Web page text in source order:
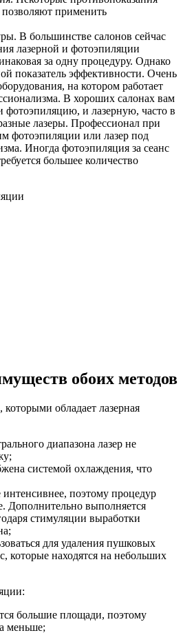
применить
В большинстве салонов сейчас
лазерной и фотоэпиляции
за одну процедуру. Однако
показатель эффективности. Очень
на котором работает
В хороших салонах вам
фотоэпиляцию, и лазерную, часто в
лазеры. Профессионал при
фотоэпиляции или лазер под
Иногда фотоэпиляция за сеанс
большее количество
обоих методов
обладает лазерная
диапазона лазер не
системой охлаждения, что
интенсивнее, поэтому процедур
Дополнительно выполняется
стимуляции выработки
для удаления пушковых
которые находятся на небольших
большие площади, поэтому
меньше;